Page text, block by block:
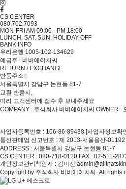
CS CENTER
080.702.7093
MON-FRI AM 09:00 - PM 18:00
LUNCH, SAT, SUN, HOLIDAY OFF
BANK INFO
우리은행 1005-102-134629
예금주 : 비비에이치씨
RETURN / EXCHANGE
반품주소 :
서울특별시 강남구 논현동 81-7
교환 반품시,
미리 고객센터에 접수 후 보내주세요
COMPANY : 주식회사 비비에이치씨 OWNER :
사업자등록번호 : 106-86-89438 [사업자정보확
통신판매업 신고번호 : 제 2013-서울용산-01192
ADDRESS : 서울특별시 강남구 논현동 81-7
CS CENTER : 080-718-0120 FAX : 02-511-
개인정보관리책임자 : 김미선
Copyright by 주식회사 비비에이치씨. All rights